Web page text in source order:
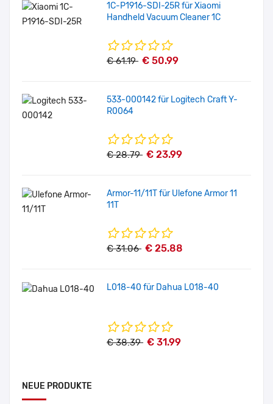
1C-P1916-SDI-25R für Xiaomi
Handheld Vacuum Cleaner 1C
€ 61.19 € 50.99
533-000142 für Logitech Craft Y-
R0064
€ 28.79 € 23.99
Armor-11/11T für Ulefone Armor 11
11T
€ 31.06 € 25.88
L018-40 für Dahua L018-40
€ 38.39 € 31.99
NEUE PRODUKTE